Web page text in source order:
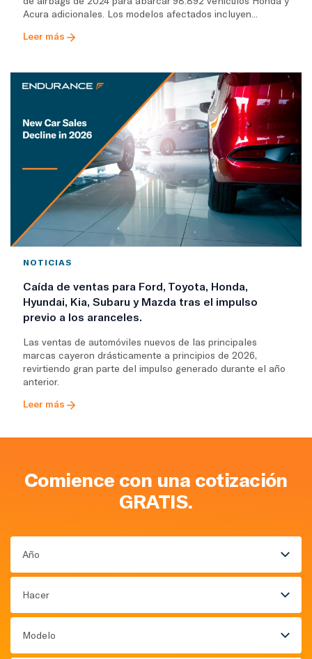
Acura adicionales. Los modelos afectados incluyen...
Leer más
NOTICIAS
Caída de ventas para Ford, Toyota, Honda,
Hyundai, Kia, Subaru y Mazda tras el impulso
previo a los aranceles.
Las ventas de automóviles nuevos de las principales
marcas cayeron drásticamente a principios de 2026,
revirtiendo gran parte del impulso generado durante el año
anterior.
Leer más
Comience con una cotización
GRATIS.
Año
Hacer
Modelo